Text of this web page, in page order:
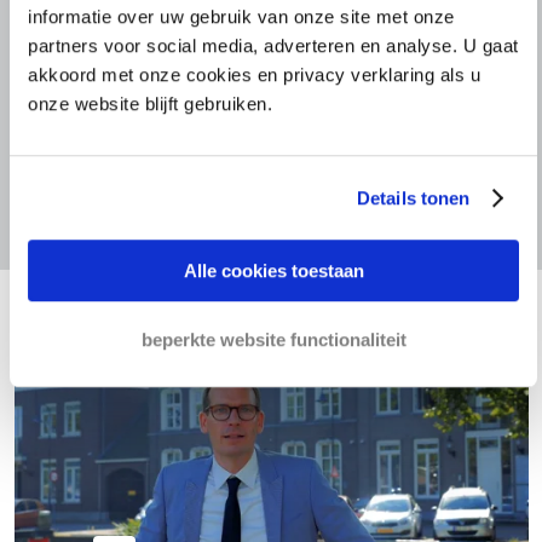
informatie over uw gebruik van onze site met onze
partners voor social media, adverteren en analyse. U gaat
akkoord met onze cookies en privacy verklaring als u
onze website blijft gebruiken.
Details tonen
Alle cookies toestaan
beperkte website functionaliteit